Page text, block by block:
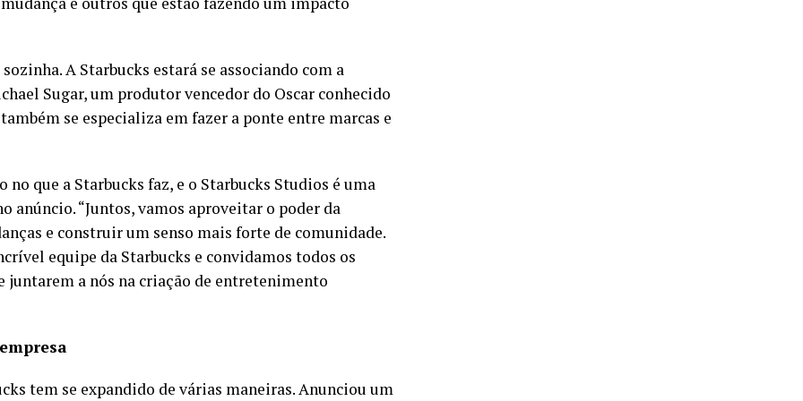
A Starbucks estará se associando com a
Sugar, um produtor vencedor do Oscar conhecido
se especializa em fazer a ponte entre marcas e
que a Starbucks faz, e o Starbucks Studios é uma
anúncio. “Juntos, vamos aproveitar o poder da
e construir um senso mais forte de comunidade.
equipe da Starbucks e convidamos todos os
juntarem a nós na criação de entretenimento
tem se expandido de várias maneiras. Anunciou um